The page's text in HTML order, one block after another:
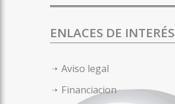
ENLACES DE INTERÉS
Aviso legal
Financiacion